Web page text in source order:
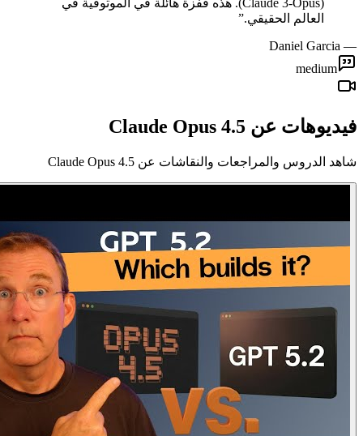
(Claude 3-Opus). هذه قفزة هائلة في الموثوقية في
العالم الحقيقي.”
—
Daniel Garcia
medium
فيديوهات عن Claude Opus 4.5
شاهد الدروس والمراجعات والنقاشات عن Claude Opus 4.5